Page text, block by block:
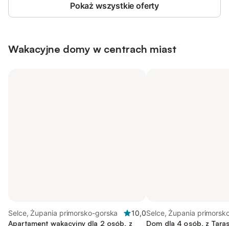
Pokaż wszystkie oferty
Wakacyjne domy w centrach miast
Selce, Żupania primorsko-gorska
10,0
Apartament wakacyjny dla 2 osób, z
Selce, Żupania
Dom dla 4 osób, z